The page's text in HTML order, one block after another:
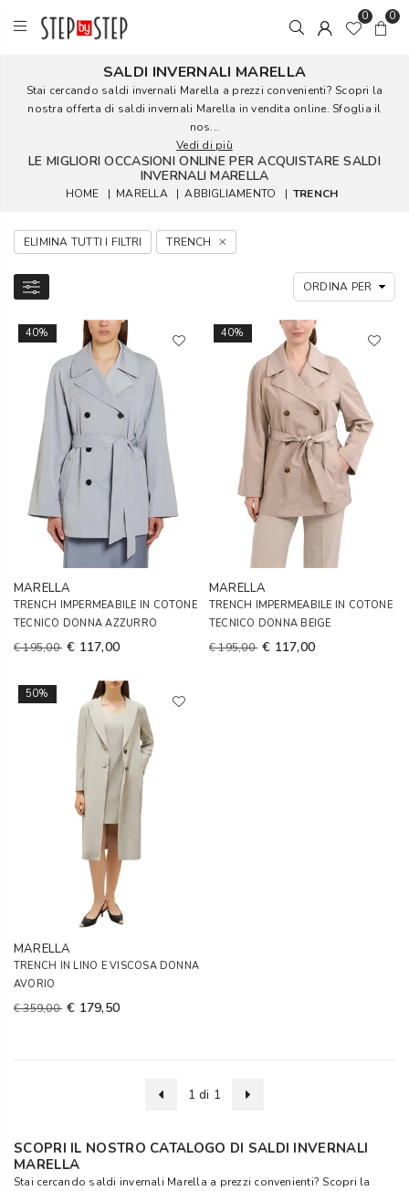
0 0
SALDI INVERNALI MARELLA
Stai cercando saldi invernali Marella a prezzi convenienti? Scopri la
nostra offerta di saldi invernali Marella in vendita online. Sfoglia il
nos...
Vedi di più
LE MIGLIORI OCCASIONI ONLINE PER ACQUISTARE SALDI
INVERNALI MARELLA
HOME | MARELLA | ABBIGLIAMENTO | TRENCH
ELIMINA TUTTI I FILTRI TRENCH
40%
MARELLA
TRENCH IMPERMEABILE IN COTONE
TECNICO DONNA AZZURRO
€ 195,00 € 117,00
40%
MARELLA
TRENCH IMPERMEABILE IN COTONE
TECNICO DONNA BEIGE
€ 195,00 € 117,00
50%
MARELLA
TRENCH IN LINO E VISCOSA DONNA
AVORIO
€ 359,00 € 179,50
1 di 1
SCOPRI IL NOSTRO CATALOGO DI SALDI INVERNALI
MARELLA
Stai cercando saldi invernali Marella a prezzi convenienti? Scopri la